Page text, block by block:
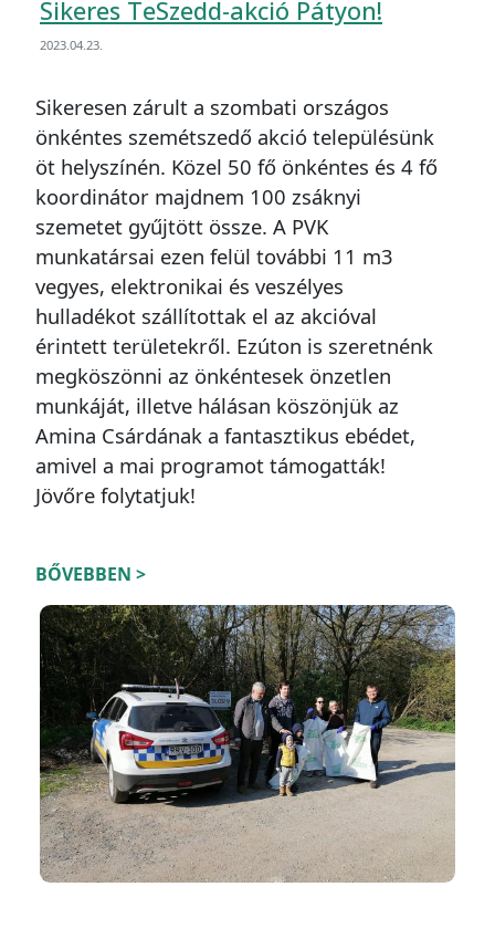
Sikeres TeSzedd-akció Pátyon!
2023.04.23.
Sikeresen zárult a szombati országos
önkéntes szemétszedő akció településünk
öt helyszínén. Közel 50 fő önkéntes és 4 fő
koordinátor majdnem 100 zsáknyi
szemetet gyűjtött össze. A PVK
munkatársai ezen felül további 11 m3
vegyes, elektronikai és veszélyes
hulladékot szállítottak el az akcióval
érintett területekről. Ezúton is szeretnénk
megköszönni az önkéntesek önzetlen
munkáját, illetve hálásan köszönjük az
Amina Csárdának a fantasztikus ebédet,
amivel a mai programot támogatták!
Jövőre folytatjuk!
BŐVEBBEN >